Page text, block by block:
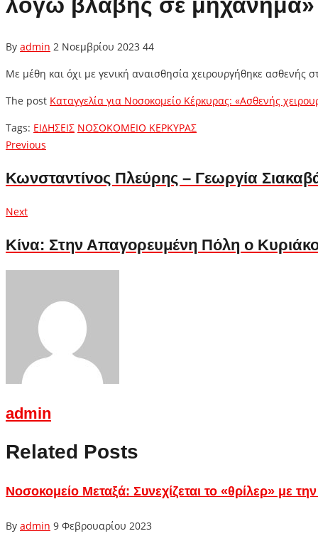
By admin 2 Νοεμβρίου 2023 44
Με μέθη και όχι με γενική αναισθησία χειρουργήθηκε ασθενής
The post Καταγγελία για Νοσοκομείο Κέρκυρας: «Ασθενής
Tags: ΕΙΔΗΣΕΙΣ ΝΟΣΟΚΟΜΕΙΟ ΚΕΡΚΥΡΑΣ
Πλοήγηση
άρθρων
Previous
Κωνσταντίνος Πλεύρης – Γεωργία
NextNext
Κίνα: Στην Απαγορευμένη Πόλη ο
admin
Related Posts
Νοσοκομείο Μεταξά: Συνεχίζεται το «θρίλερ» με
By admin 9 Φεβρουαρίου 2023